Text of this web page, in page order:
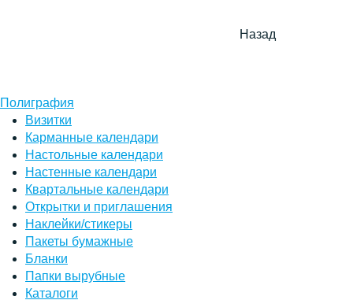
Назад
Полиграфия
Визитки
Карманные календари
Настольные календари
Настенные календари
Квартальные календари
Открытки и приглашения
Наклейки/стикеры
Пакеты бумажные
Бланки
Папки вырубные
Каталоги